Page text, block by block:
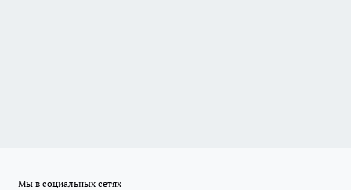
Мы в социальных сетях